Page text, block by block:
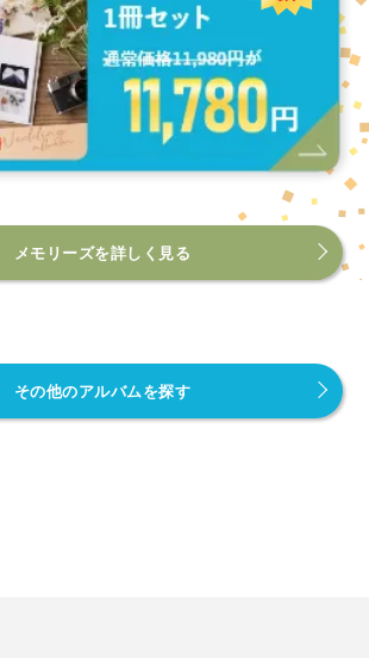
メモリーズを詳しく見る
その他のアルバムを探す